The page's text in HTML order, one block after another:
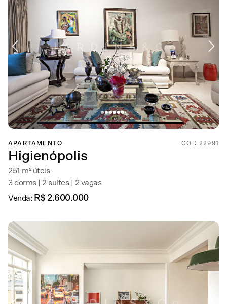
APARTAMENTO COD 22991
Higienópolis
251 m² úteis
3 dorms | 2 suítes | 2 vagas
Venda: R$ 2.600.000